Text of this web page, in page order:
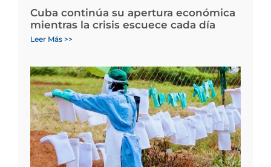
Cuba continúa su apertura económica
mientras la crisis escuece cada día
Leer Más >>